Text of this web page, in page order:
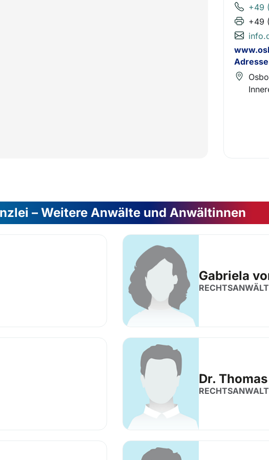
+49
+49
Adresse
– Weitere Anwälte und Anwältinnen
Gabriela
Dr.
RECHTSANWALT